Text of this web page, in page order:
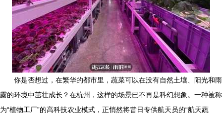
你是否想过，在繁华的都市里，蔬菜可以在没有自然土壤、阳光和雨
露的环境中茁壮成长？在杭州，这样的场景已不再是科幻想象。一种被称
为“植物工厂”的高科技农业模式，正悄然将昔日专供航天员的“航天蔬